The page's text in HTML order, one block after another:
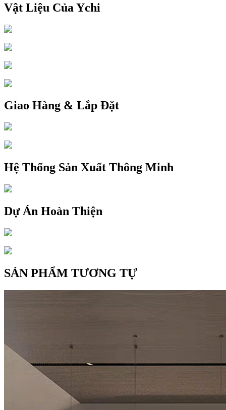
Vật Liệu Của Ychi
Giao Hàng & Lắp Đặt
Hệ Thống Sản Xuất Thông Minh
Dự Án Hoàn Thiện
SẢN PHẨM TƯƠNG TỰ